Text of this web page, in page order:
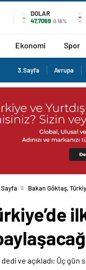
DOLAR
47,7069 0.16%
Ekonomi Spor
3.Sayfa Avrupa
Bakan Göktaş,